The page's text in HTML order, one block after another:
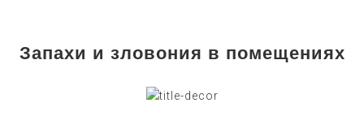
Запахи и зловония в помещениях